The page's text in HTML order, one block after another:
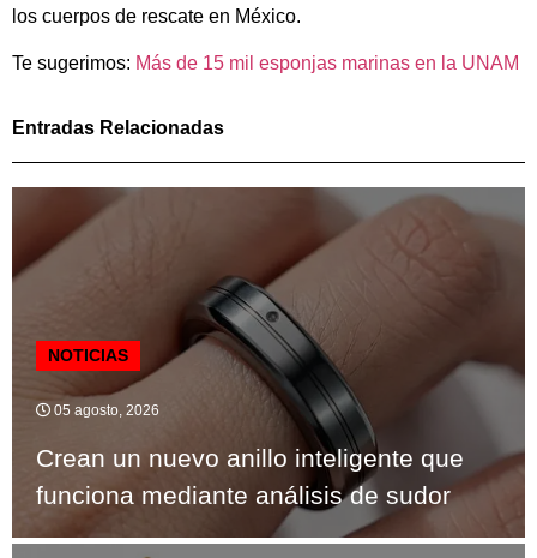
los cuerpos de rescate en México.
Te sugerimos: Más de 15 mil esponjas marinas en la UNAM
Entradas Relacionadas
NOTICIAS
05 agosto, 2026
Crean un nuevo anillo inteligente que
funciona mediante análisis de sudor